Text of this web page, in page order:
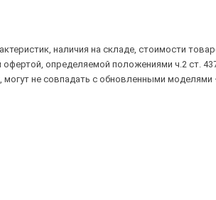
наличия на складе, стоимости
офертой, определяемой положениями ч.2 ст.
не совпадать с обновленными моделями